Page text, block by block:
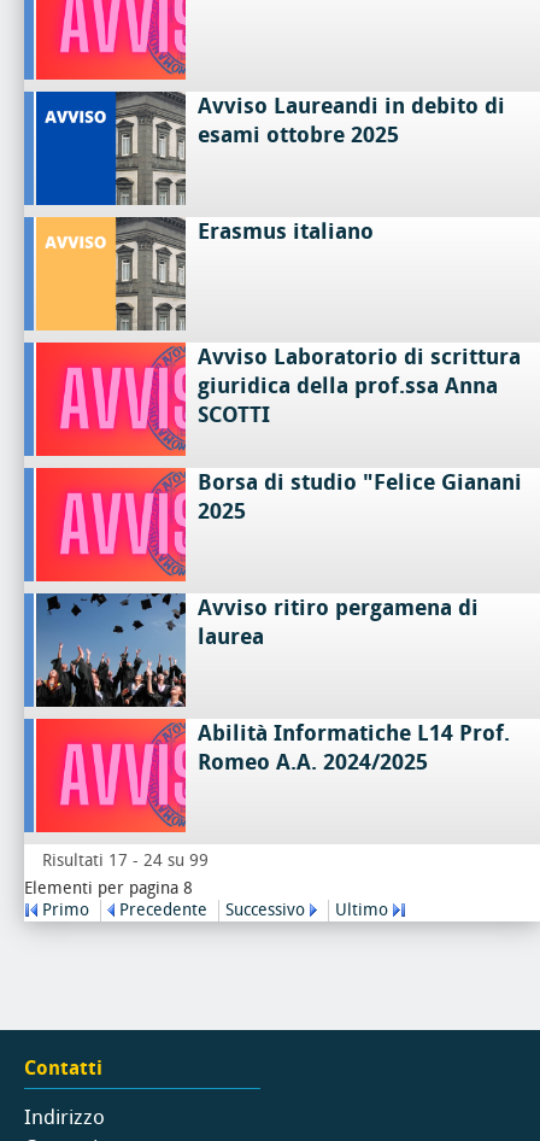
Avviso Laureandi in debito di
esami ottobre 2025
Erasmus italiano
Avviso Laboratorio di scrittura
giuridica della prof.ssa Anna
SCOTTI
Borsa di studio "Felice Gianani
2025
Avviso ritiro pergamena di
laurea
Abilità Informatiche L14 Prof.
Romeo A.A. 2024/2025
Risultati 17 - 24 su 99
Elementi per pagina 8
Primo
Precedente Successivo Ultimo
Contatti
Indirizzo